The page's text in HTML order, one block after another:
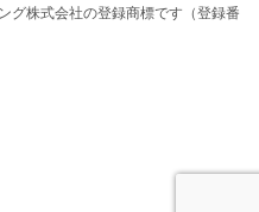
グ株式会社の登録商標です（登録番